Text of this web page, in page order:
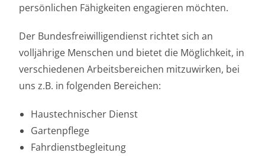
persönlichen Fähigkeiten engagieren möchten.
Der Bundesfreiwilligendienst richtet sich an
volljährige Menschen und bietet die Möglichkeit, in
verschiedenen Arbeitsbereichen mitzuwirken, bei
uns z.B. in folgenden Bereichen:
Haustechnischer Dienst
Gartenpflege
Fahrdienstbegleitung